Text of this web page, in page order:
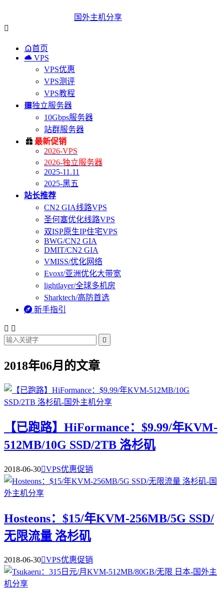
国外主机分享

首页
 VPS
VPS优惠
VPS测评
VPS教程
独立服务器
10Gbps服务器
站群服务器
 最新促销
2026-VPS
2026-独立服务器
2025-11.11
2025-黑五
站长推荐
CN2 GIA线路VPS
圣何塞优化线路VPS
双ISP原生IP住宅VPS
BWG/CN2 GIA
DMIT/CN2 GIA
VMISS/优化网络
Evoxt/亚洲优化大带宽
lightlayer/全球多机房
Sharktech/高防首选
 新手指引
 

2018年06月的文章
【已跑路】HiFormance：$9.99/年KVM-
512MB/10G SSD/2TB 洛杉矶
2018-06-30VPS优惠促销
Hosteons：$15/年KVM-256MB/5G SSD/
无限流量 洛杉矶
2018-06-30VPS优惠促销